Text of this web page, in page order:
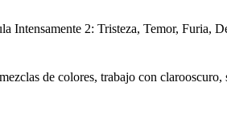
Intensamente 2: Tristeza, Temor, Furia,
de colores, trabajo con clarooscuro,